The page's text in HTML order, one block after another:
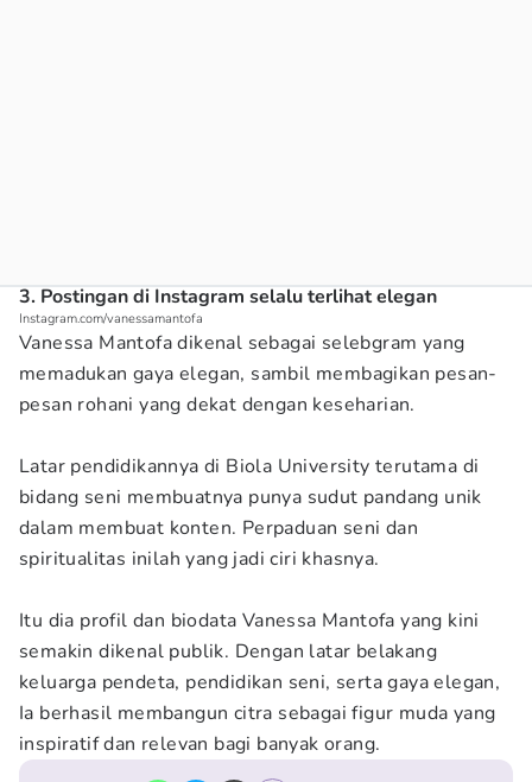
3. Postingan di Instagram selalu terlihat elegan
Instagram.com/vanessamantofa
Vanessa Mantofa dikenal sebagai selebgram yang
memadukan gaya elegan, sambil membagikan pesan-
pesan rohani yang dekat dengan keseharian.
Latar pendidikannya di Biola University terutama di
bidang seni membuatnya punya sudut pandang unik
dalam membuat konten. Perpaduan seni dan
spiritualitas inilah yang jadi ciri khasnya.
Itu dia profil dan biodata Vanessa Mantofa yang kini
semakin dikenal publik. Dengan latar belakang
keluarga pendeta, pendidikan seni, serta gaya elegan,
Ia berhasil membangun citra sebagai figur muda yang
inspiratif dan relevan bagi banyak orang.